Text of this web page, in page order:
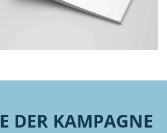
DER KAMPAGNE